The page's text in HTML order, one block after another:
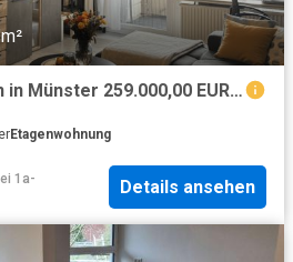
Wohnung zum Kaufen in Münster 259.000,00 EUR 99.99 m²
Etagenwohnung
1a-
Details ansehen